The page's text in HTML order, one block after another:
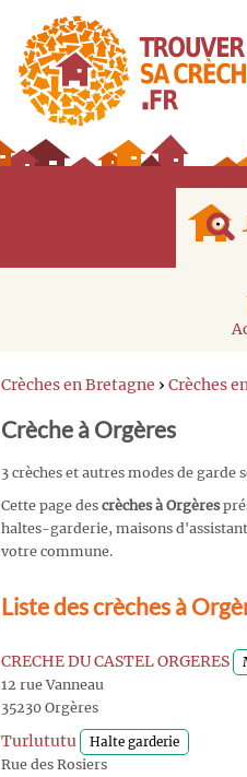
Crèches en Bretagne › Crèches
Crèche à Orgères
3 crèches et autres modes de garde
Cette page des crèches à Orgères
haltes-garderie, maisons
votre commune.
Liste des crèches à
CRECHE DU CASTEL ORGERES
12 rue Vanneau
35230 Orgères
Turlututu Halte garderie
Rue des Rosiers